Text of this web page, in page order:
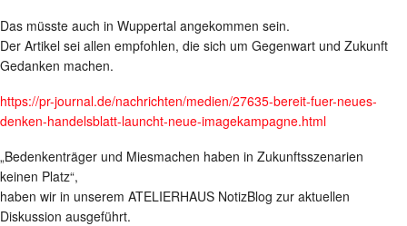
Das müsste auch in Wuppertal angekommen sein.
Der Artikel sei allen empfohlen, die sich um Gegenwart und Zukunft
Gedanken machen.
https://pr-journal.de/nachrichten/medien/27635-bereit-fuer-neues-
denken-handelsblatt-launcht-neue-imagekampagne.html
„Bedenkenträger und Miesmachen haben in Zukunftsszenarien
keinen Platz“,
haben wir in unserem ATELIERHAUS NotizBlog zur aktuellen
Diskussion ausgeführt.